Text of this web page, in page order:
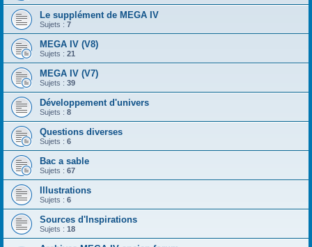
Le supplément de MEGA IV
Sujets : 7
MEGA IV (V8)
Sujets : 21
MEGA IV (V7)
Sujets : 39
Développement d'univers
Sujets : 8
Questions diverses
Sujets : 6
Bac a sable
Sujets : 67
Illustrations
Sujets : 6
Sources d'Inspirations
Sujets : 18